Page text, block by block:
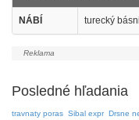
NÁBÍ turecký
Posledné hľadania
travnaty poras Sibal expr Drsne